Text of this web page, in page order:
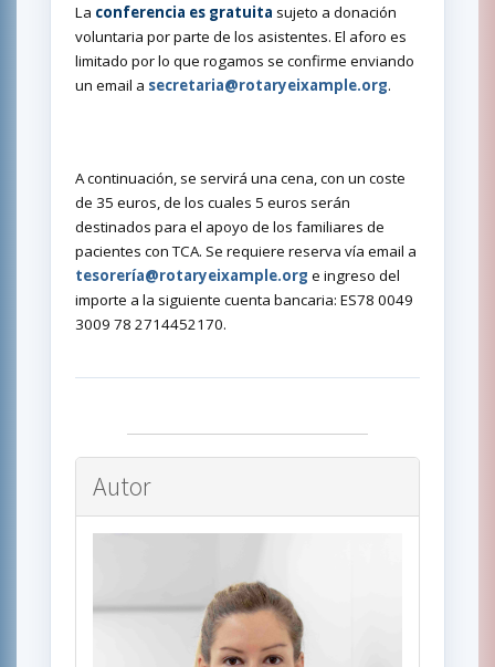
La conferencia es gratuita sujeto a donación
voluntaria por parte de los asistentes. El aforo es
limitado por lo que rogamos se confirme enviando
un email a secretaria@rotaryeixample.org.
A continuación, se servirá una cena, con un coste
de 35 euros, de los cuales 5 euros serán
destinados para el apoyo de los familiares de
pacientes con TCA. Se requiere reserva vía email a
tesorería@rotaryeixample.org e ingreso del
importe a la siguiente cuenta bancaria: ES78 0049
3009 78 2714452170.
Autor